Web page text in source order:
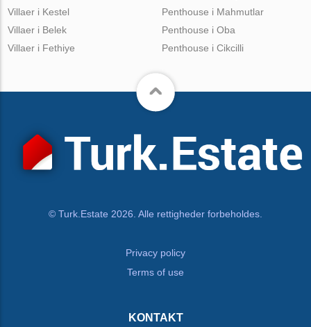
Villaer i Kestel
Villaer i Belek
Villaer i Fethiye
Penthouse i Mahmutlar
Penthouse i Oba
Penthouse i Cikcilli
© Turk.Estate 2026. Alle rettigheder forbeholdes.
Privacy policy
Terms of use
KONTAKT